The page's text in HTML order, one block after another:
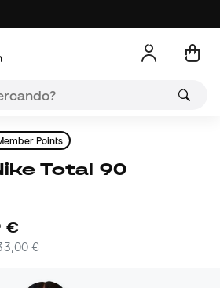
Points
Total 90
€
€